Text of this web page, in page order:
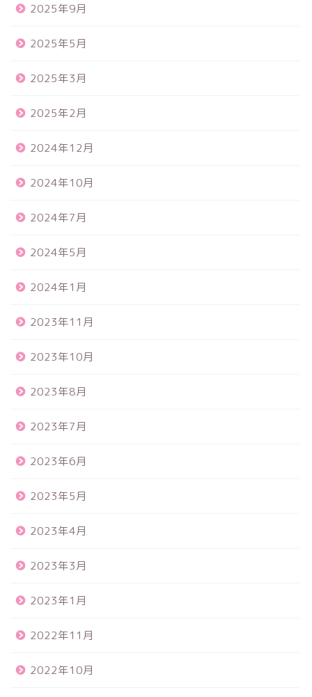
2025年9月
2025年5月
2025年3月
2025年2月
2024年12月
2024年10月
2024年7月
2024年5月
2024年1月
2023年11月
2023年10月
2023年8月
2023年7月
2023年6月
2023年5月
2023年4月
2023年3月
2023年1月
2022年11月
2022年10月